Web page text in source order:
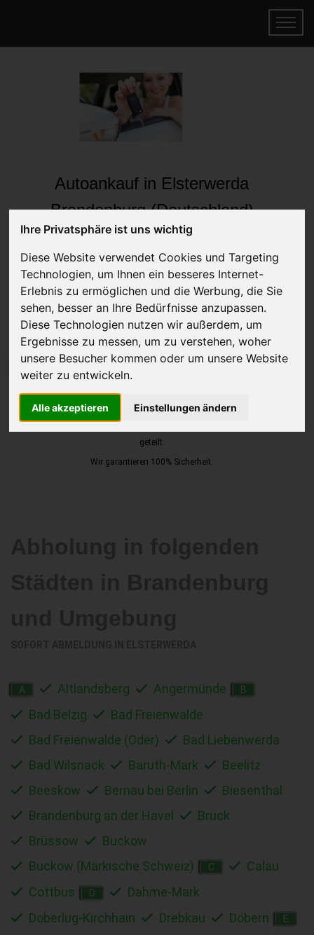
Ihre Privatsphäre ist uns wichtig
Diese Website verwendet Cookies und Targeting
Technologien, um Ihnen ein besseres Internet-
Erlebnis zu ermöglichen und die Werbung, die Sie
sehen, besser an Ihre Bedürfnisse anzupassen.
Diese Technologien nutzen wir außerdem, um
Ergebnisse zu messen, um zu verstehen, woher
unsere Besucher kommen oder um unsere Website
weiter zu entwickeln.
Alle akzeptieren Einstellungen ändern
Autoankauf in Elsterwerda
Brandenburg (Deutschland)
Online Auto verkaufen & gratis abholen
JETZT KOSTENLOSE BEWERTUNG
Kostenloses Angebot
für den Ankauf Ihres Autos inklusive der
Abholung, auf Wunsch sofort Geld. Ihre Daten werden nicht mit Dritten
geteilt.
Wir garantieren 100% Sicherheit.
A Altlandsberg Angermünde B
Bad Belzig
Bad Freienwalde
Bad Freienwalde (Oder)
Bad Liebenwerda
Bad Wilsnack
Baruth-Mark
Beelitz
Beeskow
Bernau bei Berlin
Biesenthal
Brandenburg an der Havel
Brück
Brüssow
Buckow
Buckow (Märkische Schweiz)
C
Calau
Cottbus
D
Dahme-Mark
Doberlug-Kirchhain
Drebkau Döbern E